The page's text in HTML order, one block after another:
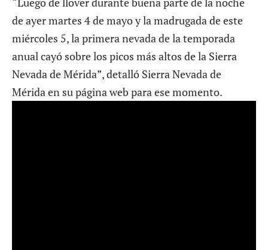
de ayer martes 4 de mayo y la madrugada de este
miércoles 5, la primera nevada de la temporada
anual cayó sobre los picos más altos de la Sierra
Nevada de Mérida”, detalló Sierra Nevada de
Mérida en su página web para ese momento.